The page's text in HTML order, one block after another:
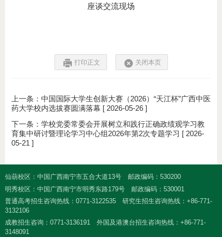
座谈交流现场
打印正文 关闭本页
上一条： 中国国际大学生创新大赛（2026）“天江杯”广西中医
药大学校内选拔赛圆满落幕 [ 2026-05-26 ]
下一条： 学校党委常委会开展树立和践行正确政绩观学习教
育集中研讨暨理论学习中心组2026年第2次专题学习 [ 2026-
05-21 ]
仙葫校区：中国广西南宁市五合大道13号
邮政编码：530200
明秀校区：中国广西南宁市明秀东路179号
邮政编码：530001
普通高考招生咨询热线：0771-3122535
研究生招生咨询热线：+86-771-
3132106
成教招生咨询：0771-3136191
外国及港澳台招生咨询热线：+86-771-
3148091